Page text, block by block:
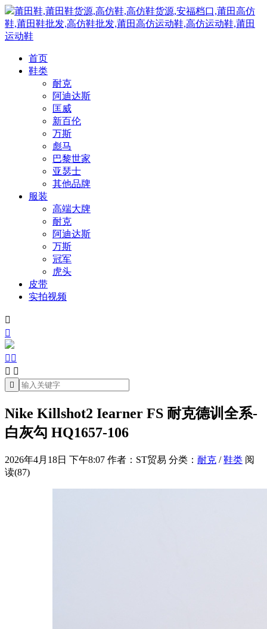
莆田鞋,莆田鞋货源,高仿鞋,高仿鞋货源,安福档口,莆田高仿
鞋,莆田鞋批发,高仿鞋批发,莆田高仿运动鞋,高仿运动鞋,莆田
运动鞋
首页
鞋类
耐克
阿迪达斯
匡威
新百伦
万斯
彪马
巴黎世家
亚瑟士
其他品牌
服装
高端大牌
耐克
阿迪达斯
万斯
冠军
虎头
皮带
实拍视频


 
 

Nike Killshot2 Iearner FS 耐克德训全系-
白灰勾 HQ1657-106
2026年4月18日 下午8:07 作者：ST贸易 分类： 耐克 /鞋类 阅
读(87)